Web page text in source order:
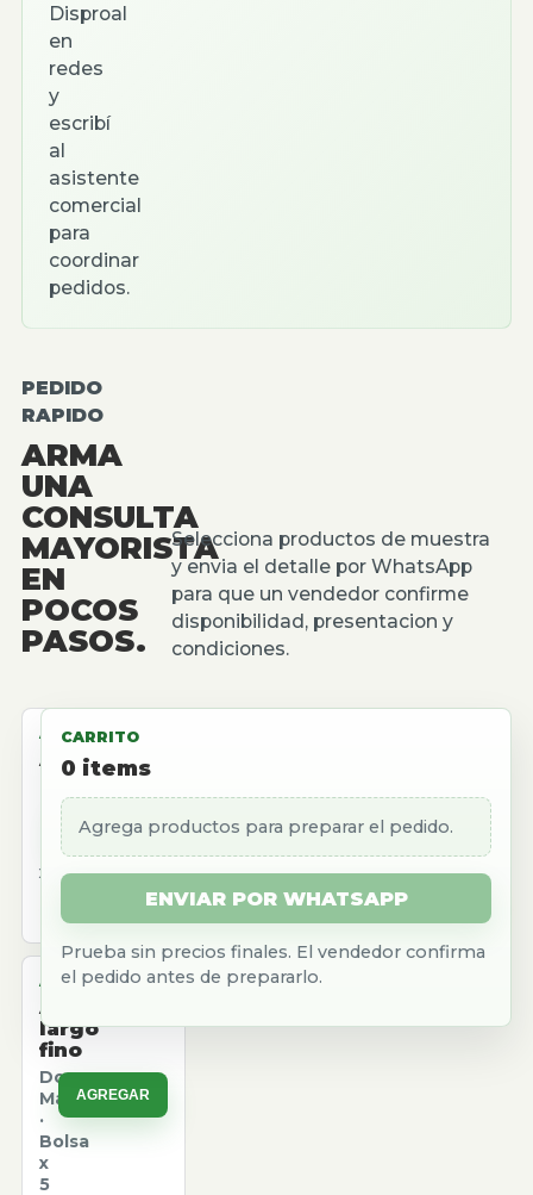
Disproal
en
redes
y
escribí
al
asistente
comercial
para
coordinar
pedidos.
PEDIDO
RAPIDO
ARMA
UNA
CONSULTA
MAYORISTA
EN
POCOS
PASOS.
Selecciona productos de muestra
y envia el detalle por WhatsApp
para que un vendedor confirme
disponibilidad, presentacion y
condiciones.
ALMACEN
Aceite
girasol
Natura
Caja
x
AGREGAR
ALMACEN
Arroz
largo
fino
Don
Marcos
·
Bolsa
x
5
AGREGAR
CARRITO
0 items
Agrega productos para preparar el pedido.
ENVIAR POR WHATSAPP
Prueba sin precios finales. El vendedor confirma
el pedido antes de prepararlo.